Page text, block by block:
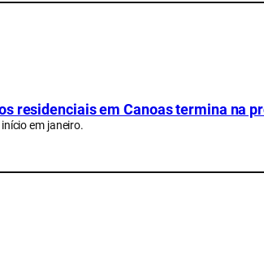
residenciais em Canoas termina na
em janeiro.